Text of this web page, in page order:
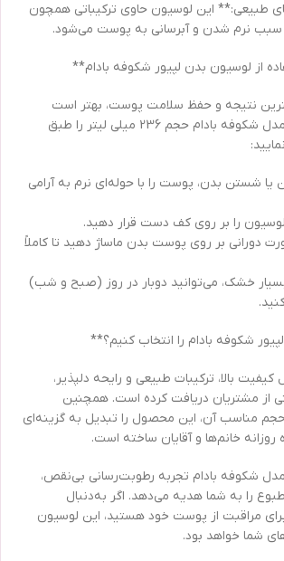
طبیعی:** این لوسیون حاوی ترکیباتی همچون
نرم شدن و آبرسانی به پوست می‌شود.
از لوسیون بدن لپیور شکوفه بادام**
نتیجه و حفظ سلامت پوست، بهتر است
لوسیون بدن لپیور مدل شکوفه بادام حجم 236 میلی لیتر را طبق
یا شستن بدن، پوست را با حوله‌ای نرم به آرامی
دورانی بر روی پوست بدن ماساژ دهید تا کاملاً
خشک، می‌توانید دوبار در روز (صبح و شب)
شکوفه بادام را انتخاب کنیم؟**
بالا، ترکیبات طبیعی و رایحه دلپذیر،
از مشتریان دریافت کرده است. همچنین
مناسب آن، این محصول را تبدیل به گزینه‌ای
روزانه خانم‌ها و آقایان ساخته است.
شکوفه بادام تجربه رطوبت‌رسانی بی‌نقص،
را به شما هدیه می‌دهد. اگر به‌دنبال
مراقبت از پوست خود هستید، این لوسیون
شما خواهد بود.